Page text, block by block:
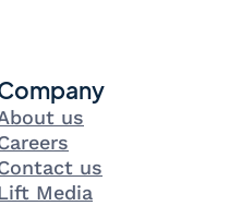
us
us
Media